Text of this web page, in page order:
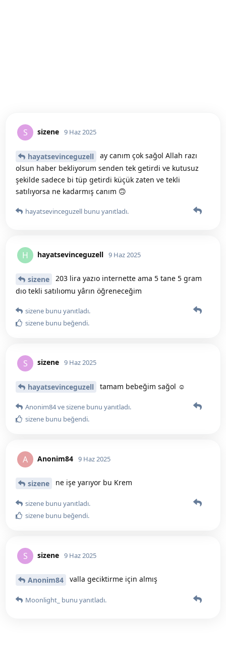
S sizene 9 Haz 2025
hayatsevinceguzell
ay canım çok sağol Allah razı
olsun haber bekliyorum senden tek getirdi ve kutusuz
şekilde sadece bi tüp getirdi küçük zaten ve tekli
satılıyorsa ne kadarmış canım 🙃
hayatsevinceguzell bunu yanıtladı.
H hayatsevinceguzell 9 Haz 2025
sizene
203 lira yazıo internette ama 5 tane 5 gram
dıo tekli satılıomu yârın öğreneceğim
sizene bunu yanıtladı.
sizene bunu beğendi.
S sizene 9 Haz 2025
hayatsevinceguzell tamam bebeğim sağol ☺️
Anonim84vesizene bunu yanıtladı.
sizene bunu beğendi.
A Anonim84 9 Haz 2025
sizene ne işe yarıyor bu Krem
sizene bunu yanıtladı.
sizene bunu beğendi.
S sizene 9 Haz 2025
Anonim84 valla geciktirme için almış
Moonlight_ bunu yanıtladı.